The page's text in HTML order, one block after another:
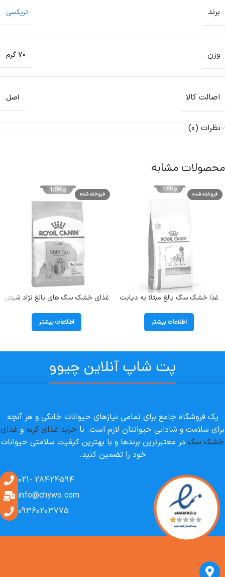
برند تریکسی
وزن 70 گرم
اصالت کالا اصل
نظرات (0)
محصولات مشابه
فروخته شده
غذا خشک سگ بالغ مبتلا به دیابت
کیلوگرم
اطلاعات بیشتر
فروخته شده
غذای خشک سگ های بالغ نژاد شیتزو
کیلوگرم
اطلاعات بیشتر
پت شاپ آنلاین چیوو
یک فروشگاه جامع برای تمامی نیازهای حیوانات خانگی و هر آنچه
برای سلامت و شادابی حیوانتان لازم است. با خرید غذای گربه و غذای
خشک سگ در معتبرترین برندها و با بهترین کیفیت سلامتی حیوانات
خود را تضمین کنید.
28424594 -021
info@chywo.com
09360203775